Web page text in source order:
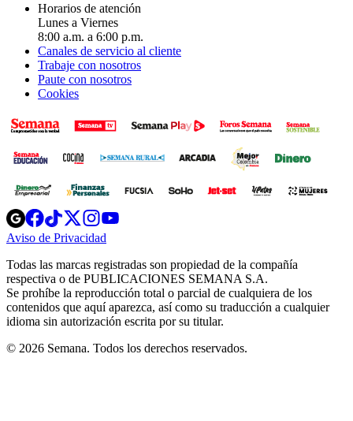
Horarios de atención
Lunes a Viernes
8:00 a.m. a 6:00 p.m.
Canales de servicio al cliente
Trabaje con nosotros
Paute con nosotros
Cookies
Opens
in
new
Opens
in
new
Opens
in
new
window
Opens
new
windowwindow
Aviso de Privacidad
new
window
Todas las marcas registradas son propiedad de la compañía
respectiva o de PUBLICACIONES SEMANA S.A.
Se prohíbe la reproducción total o parcial de cualquiera de los
contenidos que aquí aparezca, así como su traducción a cualquier
idioma sin autorización escrita por su titular.
© 2026 Semana. Todos los derechos reservados.